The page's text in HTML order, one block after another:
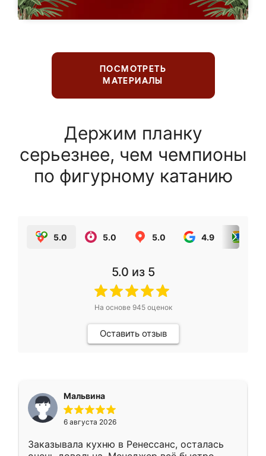
ПОСМОТРЕТЬ
МАТЕРИАЛЫ
Держим планку
серьезнее, чем чемпионы
по фигурному катанию
5.0 5.0 5.0 4.9
5.0 из 5
На основе 945оценок
Оставить отзыв
Мальвина
6 августа 2026
Заказывала кухню в Ренессанс, осталась